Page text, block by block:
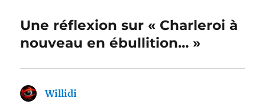
Une réflexion sur « Charleroi à
nouveau en ébullition… »
Willidi